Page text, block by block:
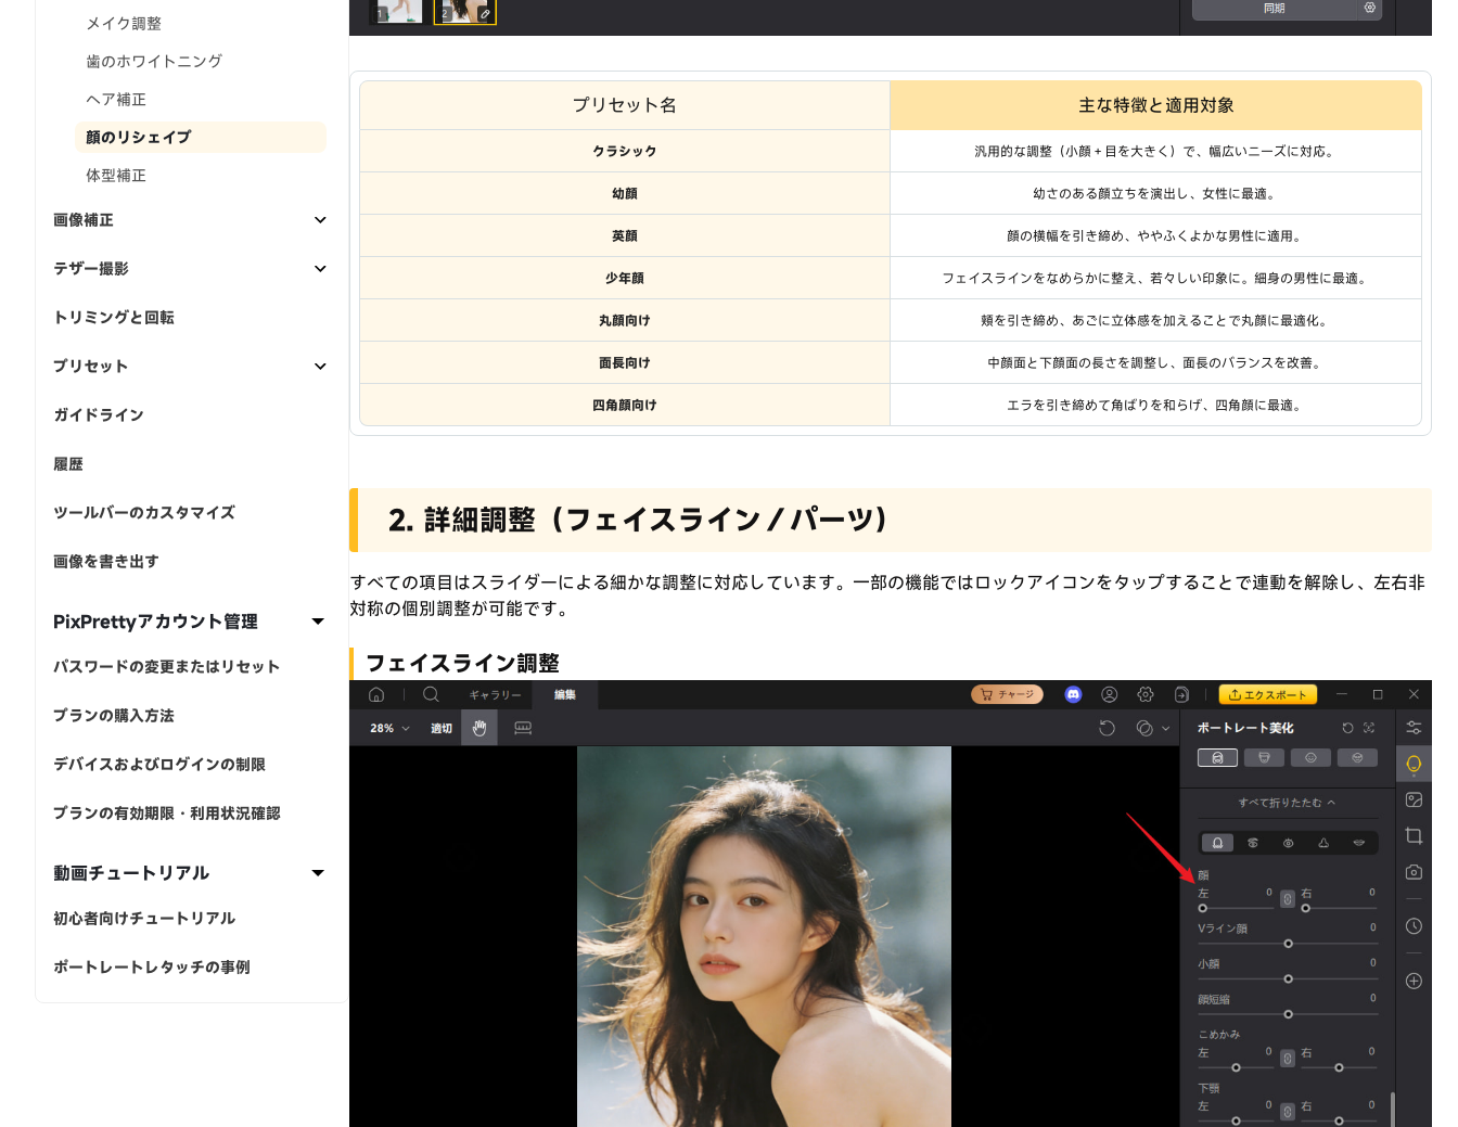
メイク調整
歯のホワイトニング
ヘア補正
顔のリシェイプ
体型補正
画像補正
テザー撮影
トリミングと回転
プリセット
ガイドライン
履歴
ツールバーのカスタマイズ
画像を書き出す
PixPrettyアカウント管理
パスワードの変更またはリセット
プランの購入方法
デバイスおよびログインの制限
プランの有効期限・利用状況確認
動画チュートリアル
初心者向けチュートリアル
ポートレートレタッチの事例
プリセット名 主な特徴と適用対象
クラシック 汎用的な調整（小顔＋目を大きく）で、幅広いニーズに対応。
幼顔 幼さのある顔立ちを演出し、女性に最適。
英顔 顔の横幅を引き締め、ややふくよかな男性に適用。
少年顔 フェイスラインをなめらかに整え、若々しい印象に。細身の男性に最適。
丸顔向け 頬を引き締め、あごに立体感を加えることで丸顔に最適化。
面長向け 中顔面と下顔面の長さを調整し、面長のバランスを改善。
四角顔向け エラを引き締めて角ばりを和らげ、四角顔に最適。
2. 詳細調整（フェイスライン／パーツ）
すべての項目はスライダーによる細かな調整に対応しています。一部の機能ではロックアイコンをタップすることで連動を解除し、左右非
対称の個別調整が可能です。
フェイスライン調整